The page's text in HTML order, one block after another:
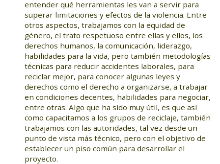
entender qué herramientas les van a servir para
superar limitaciones y efectos de la violencia. Entre
otros aspectos, trabajamos con la equidad de
género, el trato respetuoso entre ellas y ellos, los
derechos humanos, la comunicación, liderazgo,
habilidades para la vida, pero también metodologías
técnicas para reducir accidentes laborales, para
reciclar mejor, para conocer algunas leyes y
derechos como el derecho a organizarse, a trabajar
en condiciones decentes, habilidades para negociar,
entre otras. Algo que ha sido muy útil, es que así
como capacitamos a los grupos de reciclaje, también
trabajamos con las autoridades, tal vez desde un
punto de vista más técnico, pero con el objetivo de
establecer un piso común para desarrollar el
proyecto.